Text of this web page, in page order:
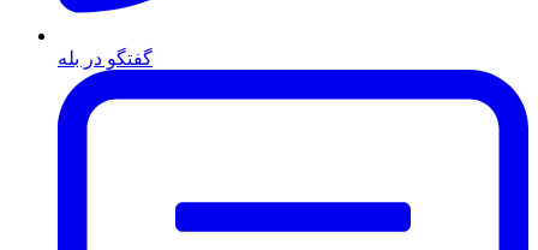
گفتگو در بله